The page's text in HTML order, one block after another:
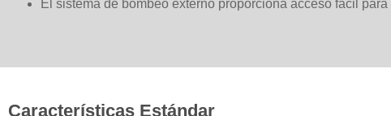
El sistema de bombeo externo proporciona acceso fácil
Características Estándar